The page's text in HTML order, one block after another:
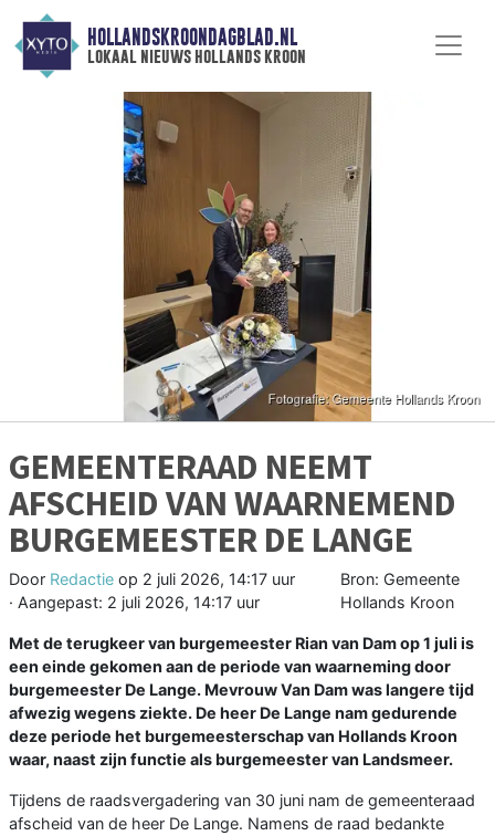
HOLLANDSKROONDAGBLAD.NL
lokaal nieuws hollands kroon
GEMEENTERAAD NEEMT
AFSCHEID VAN WAARNEMEND
BURGEMEESTER DE LANGE
Door Redactie op 2 juli 2026, 14:17 uur
· Aangepast: 2 juli 2026, 14:17 uur
Bron: Gemeente
Hollands Kroon
Met de terugkeer van burgemeester Rian van Dam op 1 juli is
een einde gekomen aan de periode van waarneming door
burgemeester De Lange. Mevrouw Van Dam was langere tijd
afwezig wegens ziekte. De heer De Lange nam gedurende
deze periode het burgemeesterschap van Hollands Kroon
waar, naast zijn functie als burgemeester van Landsmeer.
Tijdens de raadsvergadering van 30 juni nam de gemeenteraad
afscheid van de heer De Lange. Namens de raad bedankte